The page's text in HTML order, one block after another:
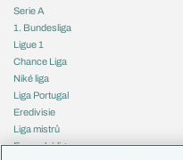
Serie A
1. Bundesliga
Ligue 1
Chance Liga
Niké liga
Liga Portugal
Eredivisie
Liga mistrů
Evropská liga